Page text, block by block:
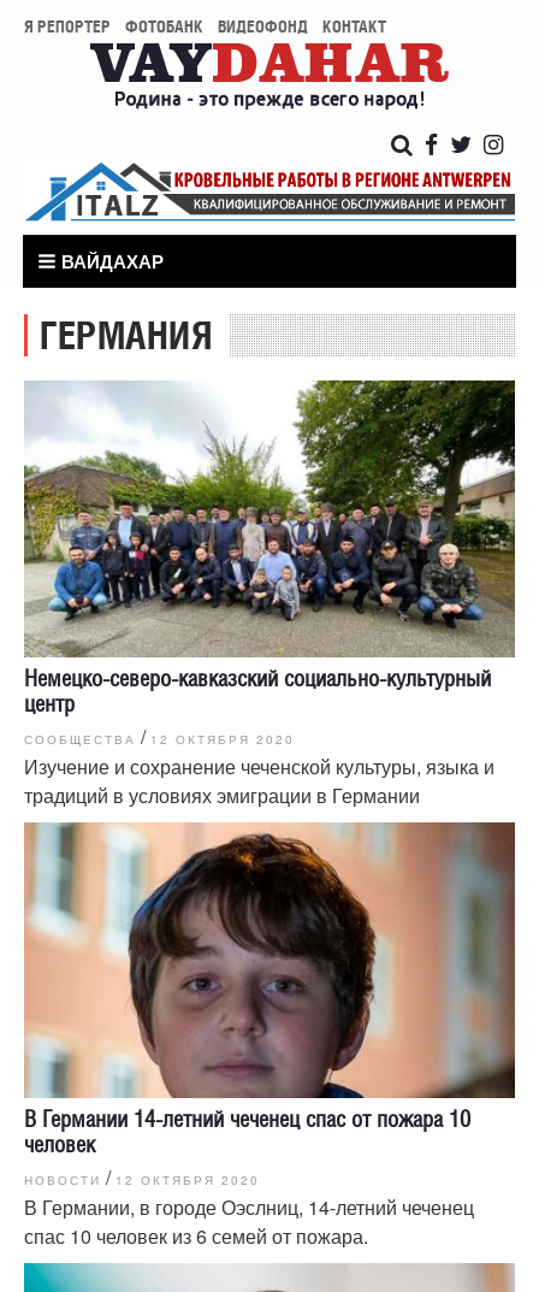
Я РЕПОРТЕР ФОТОБАНК ВИДЕОФОНД КОНТАКТ
ВАЙДАХАР
ГЕРМАНИЯ
Немецко-северо-кавказский социально-культурный
центр
СООБЩЕСТВА / 12 ОКТЯБРЯ 2020
Изучение и сохранение чеченской культуры, языка и
традиций в условиях эмиграции в Германии
В Германии 14-летний чеченец спас от пожара 10
человек
НОВОСТИ / 12 ОКТЯБРЯ 2020
В Германии, в городе Оэслниц, 14-летний чеченец
спас 10 человек из 6 семей от пожара.